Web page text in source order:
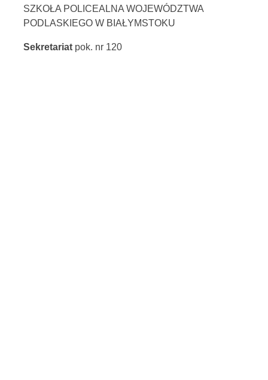
SZKOŁA POLICEALNA WOJEWÓDZTWA
PODLASKIEGO W BIAŁYMSTOKU
Sekretariat pok. nr 120